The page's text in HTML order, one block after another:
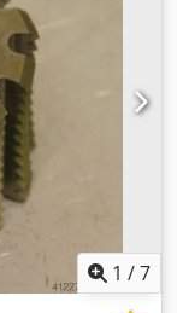
1 /7